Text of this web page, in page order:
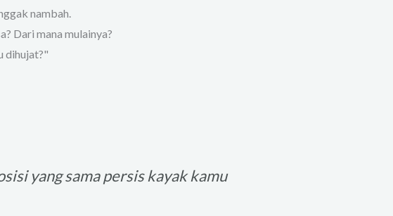
nambah.
Dari mana mulainya?
dihujat?"
yang sama persis kayak kamu